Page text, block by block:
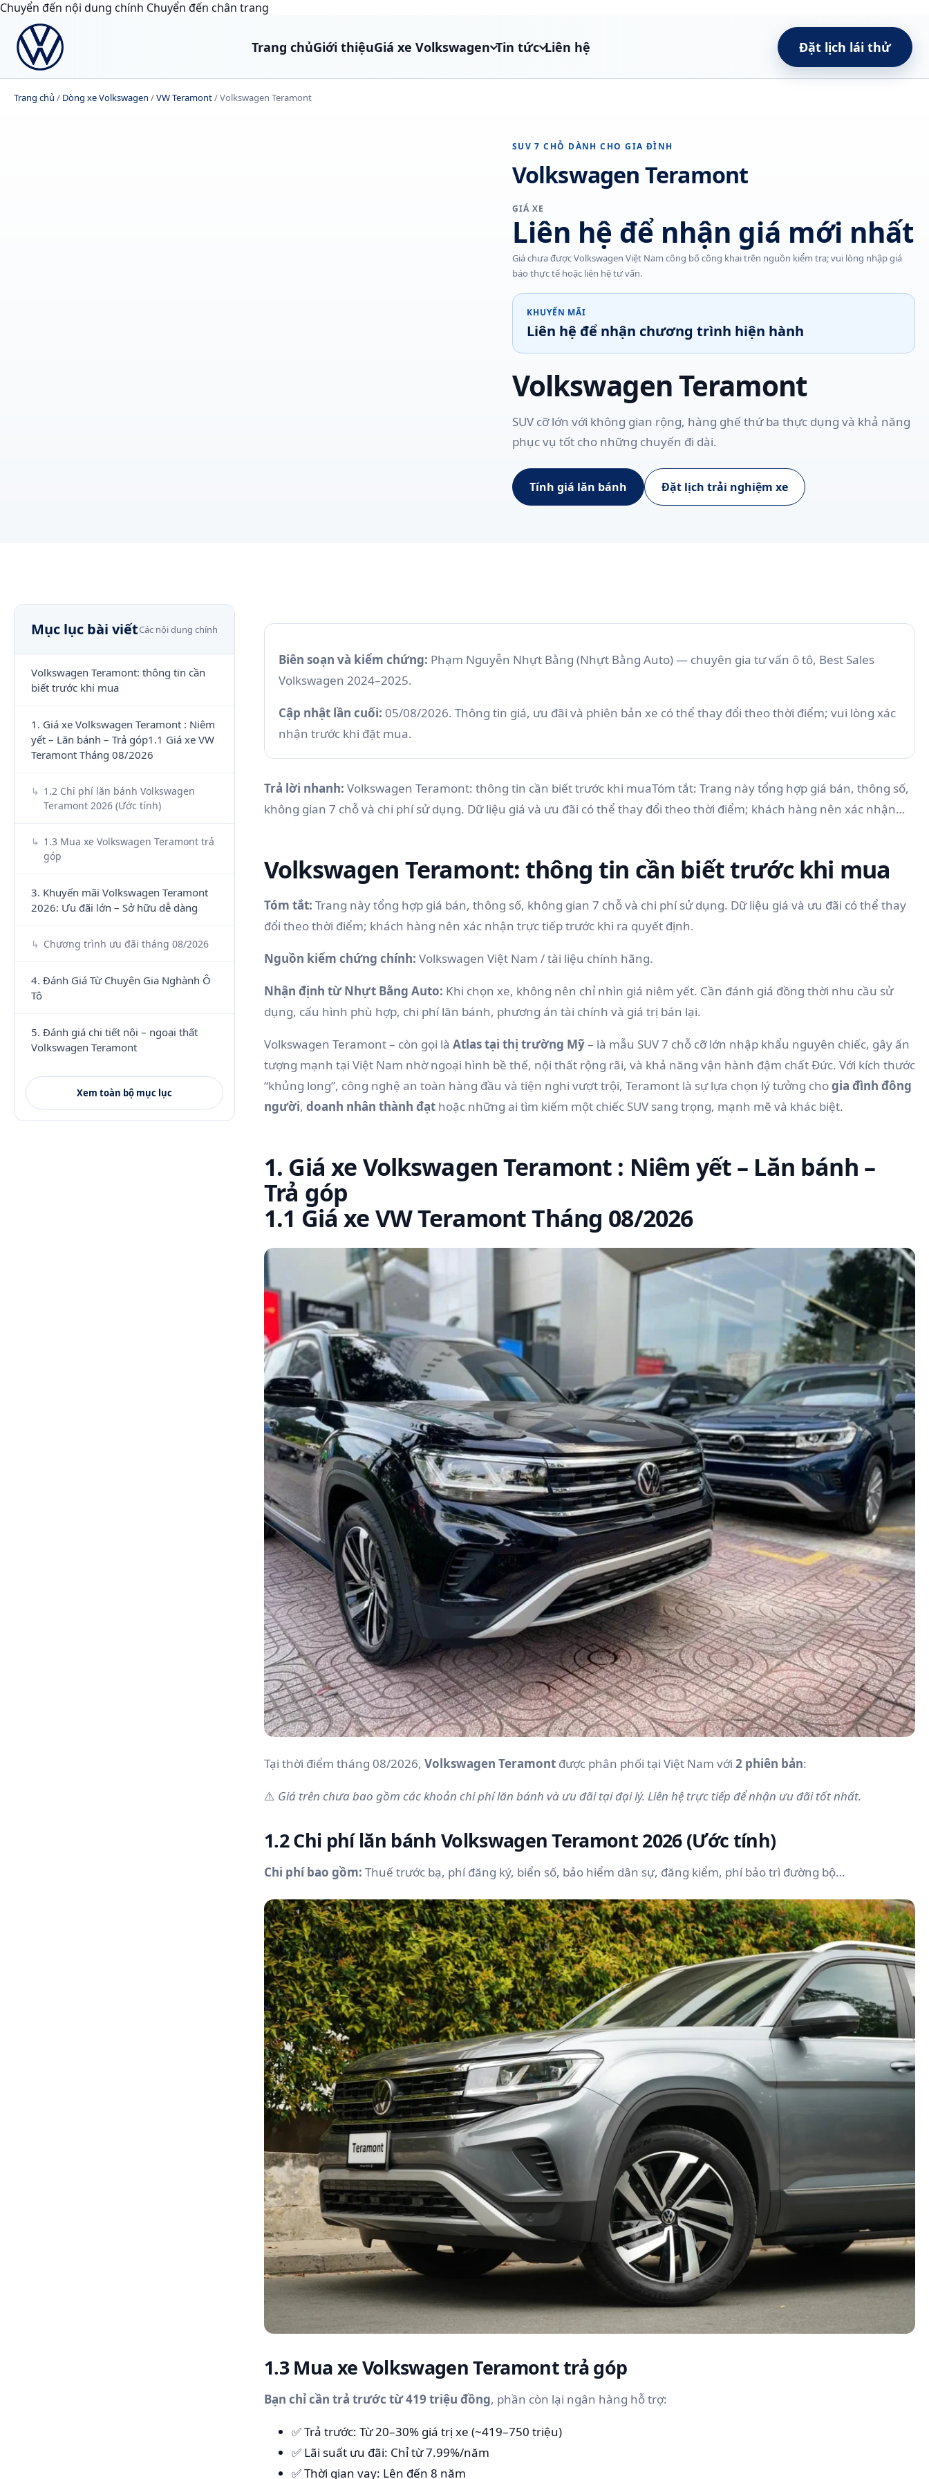
Chuyển đến nội dung chính Chuyển đến chân trang
Trang chủGiới thiệuGiá xe Volkswagen Tin tức Liên hệ Đặt lịch lái thử
Trang chủ / Dòng xe Volkswagen /VW Teramont/Volkswagen Teramont
SUV 7 CHỖ DÀNH CHO GIA ĐÌNH
Volkswagen Teramont
GIÁ XE
Liên hệ để nhận giá mới nhất
Giá chưa được Volkswagen Việt Nam công bố công khai trên nguồn kiểm tra; vui lòng nhập giá
báo thực tế hoặc liên hệ tư vấn.
KHUYẾN MÃI
Liên hệ để nhận chương trình hiện hành
Volkswagen Teramont
SUV cỡ lớn với không gian rộng, hàng ghế thứ ba thực dụng và khả năng
phục vụ tốt cho những chuyến đi dài.
Tính giá lăn bánh Đặt lịch trải nghiệm xe
Mục lục bài viếtCác nội dung chính
Volkswagen Teramont: thông tin cần
biết trước khi mua
1. Giá xe Volkswagen Teramont : Niêm
yết – Lăn bánh – Trả góp1.1 Giá xe VW
Teramont Tháng 08/2026
1.2 Chi phí lăn bánh Volkswagen
Teramont 2026 (Ước tính)
1.3 Mua xe Volkswagen Teramont trả
góp
3. Khuyến mãi Volkswagen Teramont
2026: Ưu đãi lớn – Sở hữu dễ dàng
Chương trình ưu đãi tháng 08/2026
4. Đánh Giá Từ Chuyên Gia Nghành Ô
Tô
5. Đánh giá chi tiết nội – ngoại thất
Volkswagen Teramont
Xem toàn bộ mục lục
Biên soạn và kiểm chứng: Phạm Nguyễn Nhựt Bằng (Nhựt Bằng Auto)— chuyên gia tư vấn ô tô, Best Sales
Volkswagen 2024–2025.
Cập nhật lần cuối: 05/08/2026. Thông tin giá, ưu đãi và phiên bản xe có thể thay đổi theo thời điểm; vui lòng xác
nhận trước khi đặt mua.
Trả lời nhanh: Volkswagen Teramont: thông tin cần biết trước khi muaTóm tắt: Trang này tổng hợp giá bán, thông số,
không gian 7 chỗ và chi phí sử dụng. Dữ liệu giá và ưu đãi có thể thay đổi theo thời điểm; khách hàng nên xác nhận…
Volkswagen Teramont: thông tin cần biết trước khi mua
Tóm tắt: Trang này tổng hợp giá bán, thông số, không gian 7 chỗ và chi phí sử dụng. Dữ liệu giá và ưu đãi có thể thay
đổi theo thời điểm; khách hàng nên xác nhận trực tiếp trước khi ra quyết định.
Nguồn kiểm chứng chính: Volkswagen Việt Nam / tài liệu chính hãng.
Nhận định từ Nhựt Bằng Auto: Khi chọn xe, không nên chỉ nhìn giá niêm yết. Cần đánh giá đồng thời nhu cầu sử
dụng, cấu hình phù hợp, chi phí lăn bánh, phương án tài chính và giá trị bán lại.
Volkswagen Teramont – còn gọi là Atlas tại thị trường Mỹ– là mẫu SUV 7 chỗ cỡ lớn nhập khẩu nguyên chiếc, gây ấn
tượng mạnh tại Việt Nam nhờ ngoại hình bề thế, nội thất rộng rãi, và khả năng vận hành đậm chất Đức. Với kích thước
“khủng long”, công nghệ an toàn hàng đầu và tiện nghi vượt trội, Teramont là sự lựa chọn lý tưởng chogia đình đông
người, doanh nhân thành đạt hoặc những ai tìm kiếm một chiếc SUV sang trọng, mạnh mẽ và khác biệt.
1. Giá xe Volkswagen Teramont : Niêm yết – Lăn bánh –
Trả góp
1.1 Giá xe VW Teramont Tháng 08/2026
Tại thời điểm tháng 08/2026, Volkswagen Teramont được phân phối tại Việt Nam với 2 phiên bản:
⚠️ Giá trên chưa bao gồm các khoản chi phí lăn bánh và ưu đãi tại đại lý. Liên hệ trực tiếp để nhận ưu đãi tốt nhất.
1.2 Chi phí lăn bánh Volkswagen Teramont 2026 (Ước tính)
Chi phí bao gồm: Thuế trước bạ, phí đăng ký, biển số, bảo hiểm dân sự, đăng kiểm, phí bảo trì đường bộ…
1.3 Mua xe Volkswagen Teramont trả góp
Bạn chỉ cần trả trước từ 419 triệu đồng, phần còn lại ngân hàng hỗ trợ:
✅ Trả trước: Từ 20–30% giá trị xe (~419–750 triệu)
✅ Lãi suất ưu đãi: Chỉ từ 7.99%/năm
✅ Thời gian vay: Lên đến 8 năm